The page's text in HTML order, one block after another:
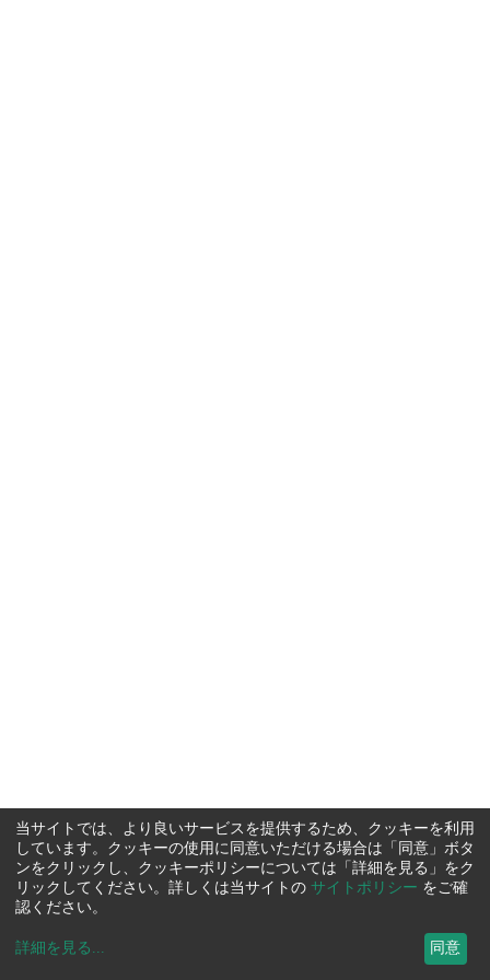
当サイトでは、より良いサービスを提供するため、クッキーを利用
しています。クッキーの使用に同意いただける場合は「同意」ボタ
ンをクリックし、クッキーポリシーについては「詳細を見る」をク
リックしてください。詳しくは当サイトの サイトポリシー をご確
認ください。
詳細を見る ... 同意